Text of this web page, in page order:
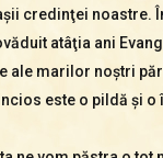
credinţei noastre.
atâţia ani
ale marilor noştri
este o pildă şi o